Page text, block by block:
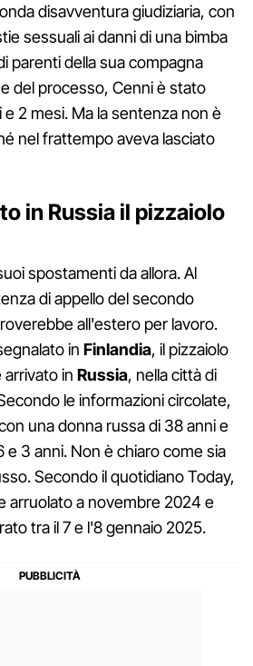
disavventura giudiziaria, con
sessuali ai danni di una bimba
parenti della sua compagna
del processo, Cenni è stato
2 mesi. Ma la sentenza non è
nel frattempo aveva lasciato
in Russia il pizzaiolo
spostamenti da allora. Al
di appello del secondo
all'estero per lavoro.
in Finlandia, il pizzaiolo
in Russia, nella città di
le informazioni circolate,
una donna russa di 38 anni e
e 3 anni. Non è chiaro come sia
Secondo il quotidiano Today,
arruolato a novembre 2024 e
tra il 7 e l'8 gennaio 2025.